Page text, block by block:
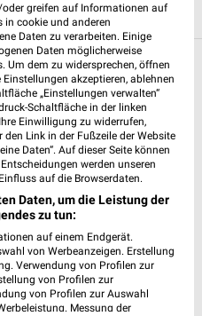
6 Prospekte
Prospekte für Daun
Lidl
greifen auf Informationen auf
in cookie und anderen
Daten zu verarbeiten. Einige
Daten möglicherweise
Um dem zu widersprechen, öffnen
Einstellungen akzeptieren, ablehnen
„Einstellungen verwalten“
Schaltfläche in der linken
Einwilligung zu widerrufen,
Link in der Fußzeile der Website
Daten“. Auf dieser Seite können
werden unseren
auf die Browserdaten.
Daten, um die Leistung der
zu tun:
auf einem Endgerät.
von Werbeanzeigen. Erstellung
Verwendung von Profilen zur
von Profilen zur
von Profilen zur Auswahl
Messung der